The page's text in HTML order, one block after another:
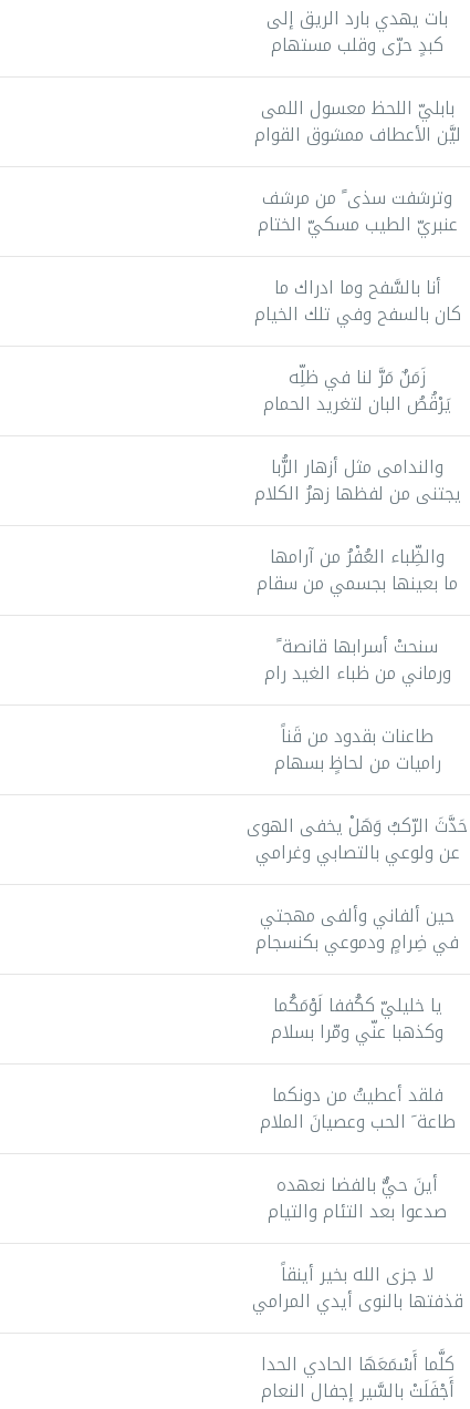
بات يهدي بارد الريق إلى
كبدٍ حرّى وقلب مستهام
بابليّ اللحظ معسول اللمى
ليَّن الأعطاف ممشوق القوام
وترشفت سذى ً من مرشف
عنبريّ الطيب مسكيّ الختام
أنا بالسَّفح وما ادراك ما
كان بالسفح وفي تلك الخيام
زَمَنٌ مَرَّ لنا في ظلِّه
يَرْقُصُ البان لتغريد الحمام
والندامى مثل أزهار الرُّبا
يجتنى من لفظها زهرُ الكلام
والظِّباء العُفْرُ من آرامها
ما بعينها بجسمي من سقام
سنحتْ أسرابها قانصة ً
ورماني من ظباء الغيد رام
طاعنات بقدود من قَناً
راميات من لحاظٍ بسهام
حَدَّثَ الرّكبُ وَهَلْ يخفى الهوى
عن ولوعي بالتصابي وغرامي
حين ألفاني وألفى مهجتي
في ضِرامٍ ودموعي بکنسجام
يا خليليّ کكُففا لَوْمَكُما
وکذهبا عنّي ومّرا بسلام
فلقد أعطيتُ من دونكما
طاعة َ الحب وعصيانَ الملام
أينَ حيٌّ بالفضا نعهده
صدعوا بعد التئام والتيام
لا جزى الله بخير أينقاً
قذفتها بالنوى أيدي المرامي
كلَّما أَسْمَعَهَا الحادي الحدا
أَجْفَلَتْ بالسَّير إجفال النعام